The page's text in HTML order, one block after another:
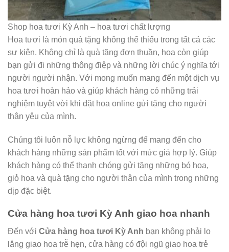
Shop hoa tươi Kỳ Anh – hoa tươi chất lượng
Hoa tươi là món quà tặng không thể thiếu trong tất cả các
sự kiện. Không chỉ là quà tặng đơn thuần, hoa còn giúp
bạn gửi đi những thông điệp và những lời chúc ý nghĩa tới
người người nhận. Với mong muốn mang đến một dịch vụ
hoa tươi hoàn hảo và giúp khách hàng có những trải
nghiệm tuyệt vời khi đặt hoa online gửi tặng cho người
thân yêu của mình.
Chúng tôi luôn nỗ lực không ngừng để mang đến cho
khách hàng những sản phẩm tốt với mức giá hợp lý. Giúp
khách hàng có thể thanh chóng gửi tặng những bó hoa,
giỏ hoa và quà tặng cho người thân của mình trong những
dịp đặc biệt.
Cửa hàng hoa tươi Kỳ Anh giao hoa nhanh
Đến với Cửa hàng hoa tươi Kỳ Anh bạn không phải lo
lắng giao hoa trễ hẹn, cửa hàng có đội ngũ giao hoa trẻ